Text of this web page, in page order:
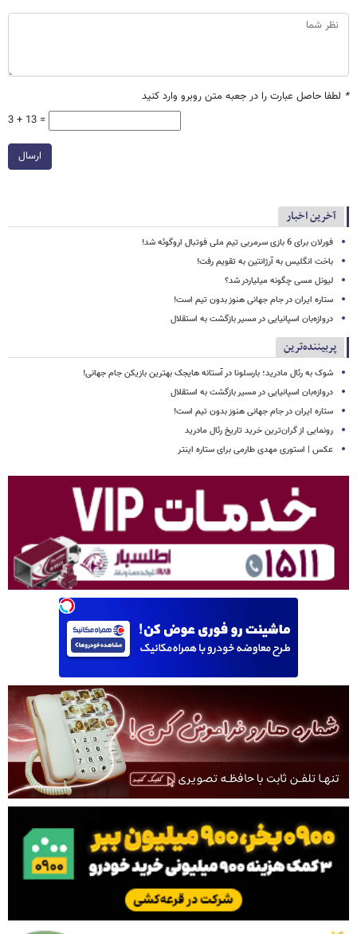
* لطفا حاصل عبارت را در جعبه متن روبرو وارد کنید
3 + 13 =
ارسال
آخرین اخبار
فورلان برای 6 بازی سرمربی تیم ملی فوتبال اروگوئه شد!
باخت انگلیس به آرژانتین به تقویم رفت!
لیونل مسی چگونه میلیاردر شد؟
ستاره ایران در جام جهانی هنوز بدون تیم است!
دروازه‌بان اسپانیایی در مسیر بازگشت به استقلال
پربیننده‌ترین
شوک به رئال مادرید؛ بارسلونا در آستانه هایجک بهترین بازیکن جام جهانی!
دروازه‌بان اسپانیایی در مسیر بازگشت به استقلال
ستاره ایران در جام جهانی هنوز بدون تیم است!
رونمایی از گران‌ترین خرید تاریخ رئال مادرید
عکس | استوری مهدی طارمی برای ستاره اینتر